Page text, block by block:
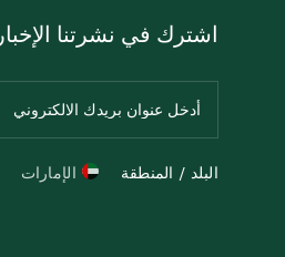
اشترك في نشرتنا
البلد / المنطقة الإمارات